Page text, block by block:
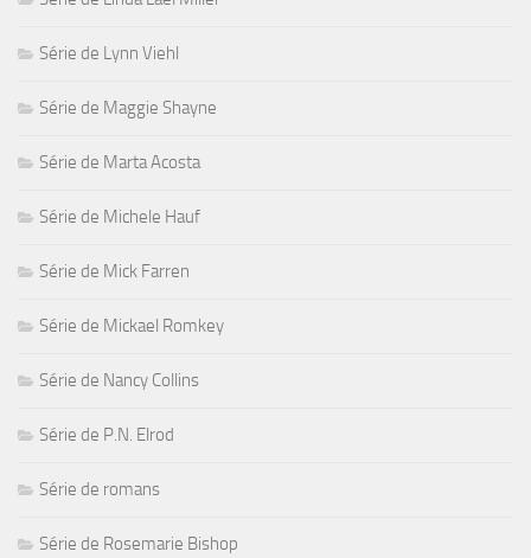
Série de Lynn Viehl
Série de Maggie Shayne
Série de Marta Acosta
Série de Michele Hauf
Série de Mick Farren
Série de Mickael Romkey
Série de Nancy Collins
Série de P.N. Elrod
Série de romans
Série de Rosemarie Bishop